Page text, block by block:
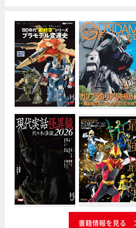
書籍情報を見る